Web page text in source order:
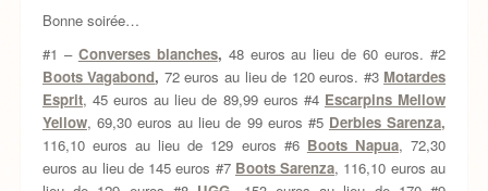
Bonne soirée…
#1 – Converses blanches, 48 euros au lieu de 60 euros. #2
Boots Vagabond, 72 euros au lieu de 120 euros. #3 Motardes
Esprit, 45 euros au lieu de 89,99 euros #4 Escarpins Mellow
Yellow, 69,30 euros au lieu de 99 euros #5 Derbies Sarenza,
116,10 euros au lieu de 129 euros #6 Boots Napua, 72,30
euros au lieu de 145 euros #7 Boots Sarenza, 116,10 euros au